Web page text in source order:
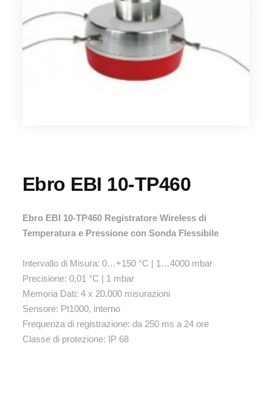
Ebro EBI 10-TP460
Ebro EBI 10-TP460 Registratore Wireless di
Temperatura e Pressione con Sonda Flessibile
Intervallo di Misura: 0…+150 °C | 1…4000 mbar
Precisione: 0,01 °C | 1 mbar
Memoria Dati: 4 x 20.000 misurazioni
Sensore: Pt1000, interno
Frequenza di registrazione: da 250 ms a 24 ore
Classe di protezione: IP 68